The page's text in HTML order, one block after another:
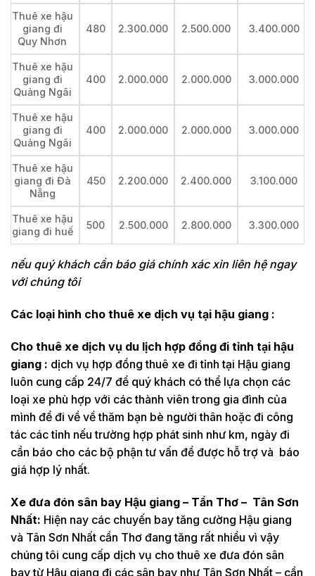
Thuê xe hậu
giang đi
Quy Nhơn
480 2.300.000 2.500.000 3.400.000
Thuê xe hậu
giang đi
Quảng Ngãi
400 2.000.000 2.000.000 3.000.000
Thuê xe hậu
giang đi
Quảng Ngãi
400 2.000.000 2.000.000 3.000.000
Thuê xe hậu
giang đi Đà
Nẵng
450 2.200.000 2.400.000 3.100.000
Thuê xe hậu
giang đi huế
500 2.500.000 2.800.000 3.300.000
nếu quý khách cần báo giá chính xác xin liên hệ ngay
với chúng tôi
Các loại hình cho thuê xe dịch vụ tại hậu giang :
Cho thuê xe dịch vụ du lịch hợp đồng đi tỉnh tại hậu
giang : dịch vụ hợp đồng thuê xe đi tỉnh tại Hậu giang
luôn cung cấp 24/7 để quý khách có thể lựa chọn các
loại xe phù hợp với các thành viên trong gia đình của
mình để đi về về thăm bạn bè người thân hoặc đi công
tác các tỉnh nếu trường hợp phát sinh như km, ngày đi
cần báo cho các bộ phận tư vấn để được hỗ trợ và báo
giá hợp lý nhất.
Xe đưa đón sân bay Hậu giang – Tần Thơ – Tân Sơn
Nhất: Hiện nay các chuyến bay tăng cường Hậu giang
và Tân Sơn Nhất cần Thơ đang tăng rất nhiều vì vậy
chúng tôi cung cấp dịch vụ cho thuê xe đưa đón sân
bay từ Hậu giang đi các sân bay như Tân Sơn Nhất – cần